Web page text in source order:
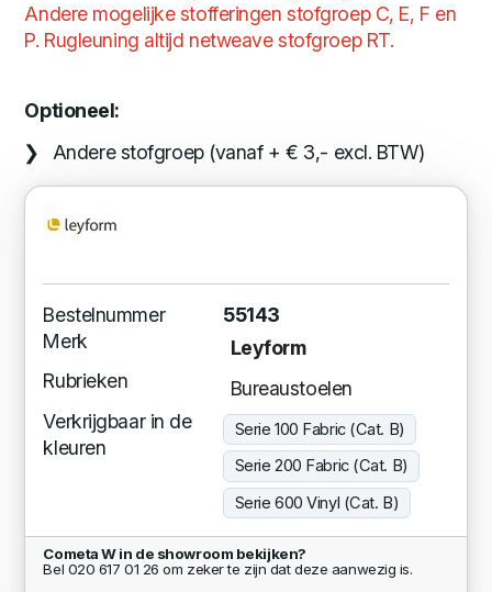
Andere mogelijke stofferingen stofgroep C, E, F en
P. Rugleuning altijd netweave stofgroep RT.
Optioneel:
Andere stofgroep (vanaf + € 3,- excl. BTW)
Bestelnummer
55143
Merk
Leyform
Rubrieken
Bureaustoelen
Verkrijgbaar in de
kleuren
Serie 100 Fabric (Cat. B)
Serie 200 Fabric (Cat. B)
Serie 600 Vinyl (Cat. B)
Cometa W in de showroom bekijken?
Bel 020 617 01 26 om zeker te zijn dat deze aanwezig is.